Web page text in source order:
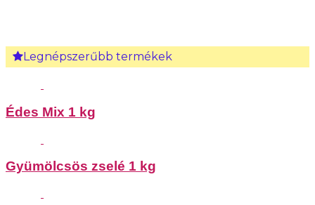
Legnépszerűbb termékek
Édes Mix 1 kg
Gyümölcsös zselé 1 kg